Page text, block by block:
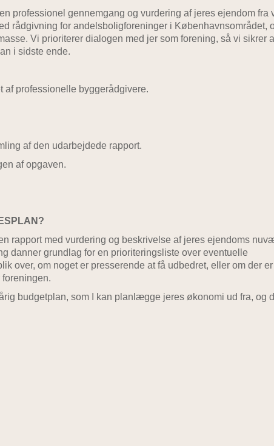
professionel gennemgang og vurdering af jeres ejendom fra
rådgivning for andelsboligforeninger i Københavnsområdet,
Vi prioriterer dialogen med jer som forening, så vi sikrer
i sidste ende.
af professionelle byggerådgivere.
af den udarbejdede rapport.
af opgaven.
rapport med vurdering og beskrivelse af jeres ejendoms
danner grundlag for en prioriteringsliste over eventuelle
over, om noget er presserende at få udbedret, eller om der
budgetplan, som I kan planlægge jeres økonomi ud fra, og